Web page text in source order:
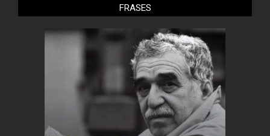
FRASES